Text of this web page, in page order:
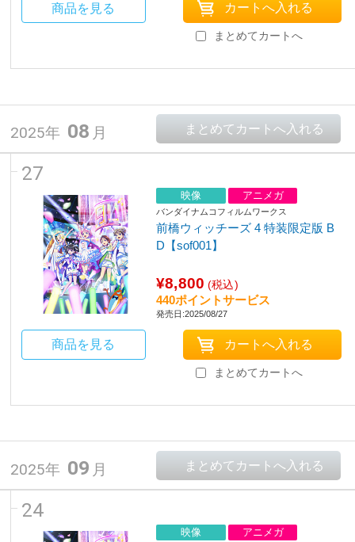
商品を見る
まとめてカートへ
2025年 08 月
27
映像 アニメガ
バンダイナムコフィルムワークス
前橋ウィッチーズ 4 特装限定版 B
D【sof001】
¥8,800 (税込)
440ポイントサービス
発売日:2025/08/27
商品を見る
まとめてカートへ
2025年 09 月
24
映像 アニメガ